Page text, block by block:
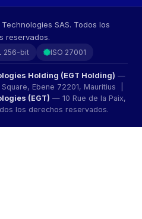
SAS. Todos los
reservados.
256-bit ISO 27001
Holding (EGT Holding) —
Ebene 72201, Mauritius |
(EGT) — 10 Rue de la Paix,
los derechos reservados.